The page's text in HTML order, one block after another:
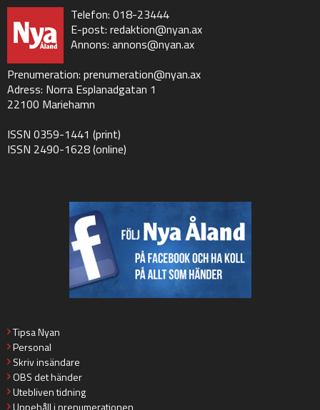
Telefon: 018-23444
E-post: redaktion@nyan.ax
Annons: annons@nyan.ax
Prenumeration: prenumeration@nyan.ax
Adress: Norra Esplanadgatan 1
22100 Mariehamn
ISSN 0359-1441 (print)
ISSN 2490-1628 (online)
Tipsa Nyan
Personal
Skriv insändare
OBS det händer
Utebliven tidning
Uppehåll i prenumerationen